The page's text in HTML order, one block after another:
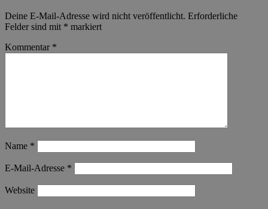
Deine E-Mail-Adresse wird nicht veröffentlicht. Erforderliche
Felder sind mit * markiert
Kommentar *
Name *
E-Mail-Adresse *
Website